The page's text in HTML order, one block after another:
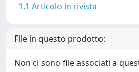
1.1 Articolo in rivista
File in questo prodotto:
Non ci sono file associati a